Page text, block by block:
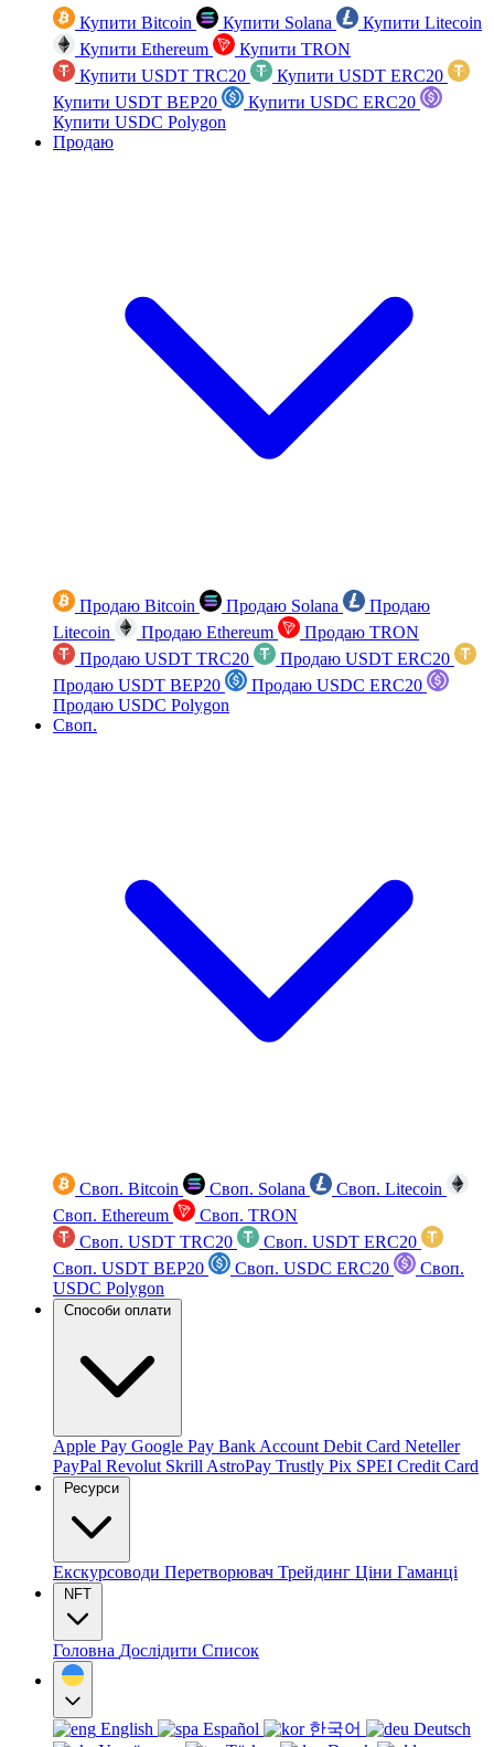
Купити Bitcoin Купити Solana
Купити Litecoin
Купити Ethereum
Купити TRON
Купити USDT TRC20
Купити USDT ERC20
Купити USDT BEP20
Купити USDC ERC20
Купити USDC Polygon
Продаю
Продаю Bitcoin Продаю Solana
Продаю
Litecoin
Продаю Ethereum
Продаю TRON
Продаю USDT TRC20
Продаю USDT ERC20
Продаю USDT BEP20
Продаю USDC ERC20
Продаю USDC Polygon
Своп.
Своп. Bitcoin Своп. Solana
Своп. Litecoin
Своп. Ethereum
Своп. TRON
Своп. USDT TRC20
Своп. USDT ERC20
Своп. USDT BEP20
Своп. USDC ERC20
Своп.
USDC Polygon
Способи оплати
Apple Pay Google Pay Bank Account Debit Card Neteller
PayPal Revolut Skrill AstroPay Trustly Pix SPEI Credit Card
Ресурси
Екскурсоводи Перетворювач Трейдинг Ціни Гаманці
NFT
Головна Дослідити Список
English Español 한국어
Deutsch